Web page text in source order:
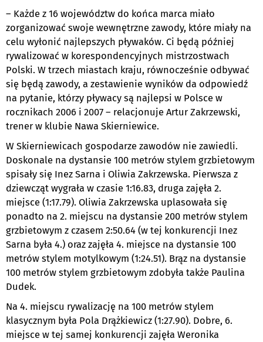
– Każde z 16 województw do końca marca miało
zorganizować swoje wewnętrzne zawody, które miały na
celu wyłonić najlepszych pływaków. Ci będą później
rywalizować w korespondencyjnych mistrzostwach
Polski. W trzech miastach kraju, równocześnie odbywać
się będą zawody, a zestawienie wyników da odpowiedź
na pytanie, którzy pływacy są najlepsi w Polsce w
rocznikach 2006 i 2007 – relacjonuje Artur Zakrzewski,
trener w klubie Nawa Skierniewice.
W Skierniewicach gospodarze zawodów nie zawiedli.
Doskonale na dystansie 100 metrów stylem grzbietowym
spisały się Inez Sarna i Oliwia Zakrzewska. Pierwsza z
dziewcząt wygrała w czasie 1:16.83, druga zajęła 2.
miejsce (1:17.79). Oliwia Zakrzewska uplasowała się
ponadto na 2. miejscu na dystansie 200 metrów stylem
grzbietowym z czasem 2:50.64 (w tej konkurencji Inez
Sarna była 4.) oraz zajęła 4. miejsce na dystansie 100
metrów stylem motylkowym (1:24.51). Brąz na dystansie
100 metrów stylem grzbietowym zdobyła także Paulina
Dudek.
Na 4. miejscu rywalizację na 100 metrów stylem
klasycznym była Pola Drążkiewicz (1:27.90). Dobre, 6.
miejsce w tej samej konkurencji zajęła Weronika